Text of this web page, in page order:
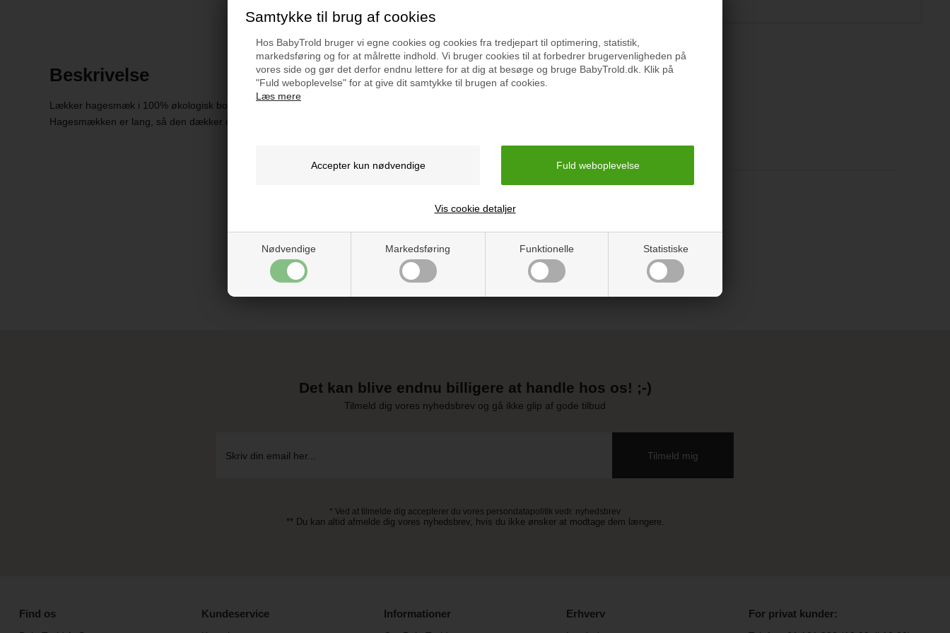
Samtykke til brug af cookies
Hos BabyTrold bruger vi egne cookies og cookies fra tredjepart til optimering, statistik,
markedsføring og for at målrette indhold. Vi bruger cookies til at forbedrer brugervenligheden på
vores side og gør det derfor endnu lettere for at dig at besøge og bruge BabyTrold.dk. Klik på
"Fuld weboplevelse" for at give dit samtykke til brugen af cookies.
Læs mere
Nødvendige Markedsføring Funktionelle Statistiske
Vis cookie detaljer
Beskrivelse
Lækker hagesmæk i 100% økologisk bomuldsfrotté med et sødt motiv af et bjørneansigt.
Hagesmækken er lang, så den dækker dit barn godt, og så er den også blød at have på.
Specifikationer
Vejledning
Det kan blive endnu billigere at handle hos os! ;-)
Tilmeld dig vores nyhedsbrev og gå ikke glip af gode tilbud
* Ved at tilmelde dig accepterer du vores persondatapolitik vedr. nyhedsbrev
** Du kan altid afmelde dig vores nyhedsbrev, hvis du ikke ønsker at modtage dem længere.
Find os Kundeservice Informationer Erhverv For privat kunder: